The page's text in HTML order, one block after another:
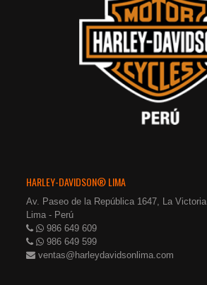
HARLEY-DAVIDSON® LIMA
Av. Paseo de la República 1647, La Victoria
Lima - Perú
986 649 609
986 649 599
ventas@harleydavidsonlima.com